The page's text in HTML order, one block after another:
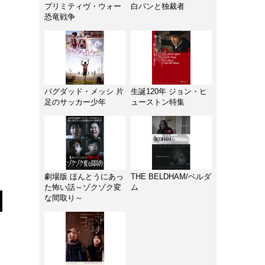
プリミティヴ・ウォー
恐竜戦争
白パンと独裁者
バグダッド・メッシ 片
足のサッカー少年
生誕120年 ジョン・ヒ
ューストン特集
劇場版 ほんとうにあっ
た怖い話～ゾクゾク変
な間取り～
THE BELDHAM/ベルダ
ム